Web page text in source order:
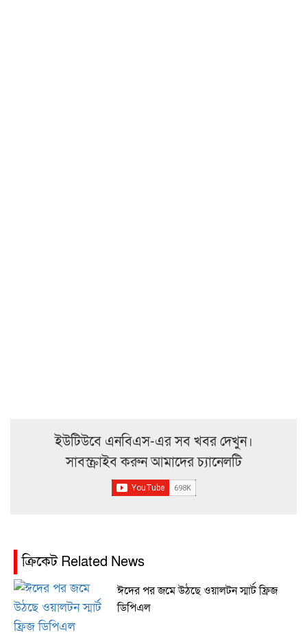
ইউটিউবে এনবিএস-এর সব খবর দেখুন।
সাবস্ক্রাইব করুন আমাদের চ্যানেলটি
ক্রিকেট Related News
ঈদের পর জমে উঠছে ওয়ালটন স্মার্ট ফ্রিজ
ডিপিএল